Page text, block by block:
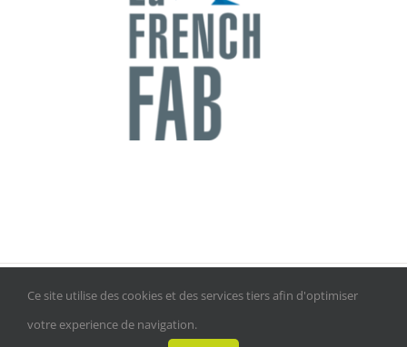
©Promatec Group- Tous droits réservés |Mentions légales
Ce site utilise des cookies et des services tiers afin d'optimiser
votre experience de navigation.